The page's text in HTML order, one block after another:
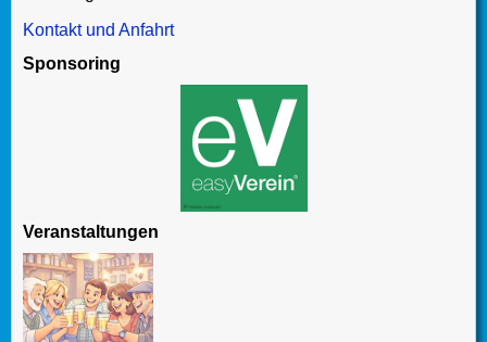
Kontakt und Anfahrt
Sponsoring
Veranstaltungen